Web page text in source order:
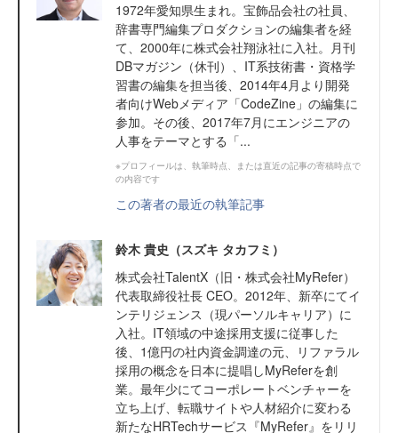
1972年愛知県生まれ。宝飾品会社の社員、
辞書専門編集プロダクションの編集者を経
て、2000年に株式会社翔泳社に入社。月刊
DBマガジン（休刊）、IT系技術書・資格学
習書の編集を担当後、2014年4月より開発
者向けWebメディア「CodeZine」の編集に
参加。その後、2017年7月にエンジニアの
人事をテーマとする「...
※プロフィールは、執筆時点、または直近の記事の寄稿時点で
の内容です
この著者の最近の執筆記事
鈴木 貴史（スズキ タカフミ）
株式会社TalentX（旧・株式会社MyRefer）
代表取締役社長 CEO。2012年、新卒にてイ
ンテリジェンス（現パーソルキャリア）に
入社。IT領域の中途採用支援に従事した
後、1億円の社内資金調達の元、リファラル
採用の概念を日本に提唱しMyReferを創
業。最年少にてコーポレートベンチャーを
立ち上げ、転職サイトや人材紹介に変わる
新たなHRTechサービス『MyRefer』をリリ